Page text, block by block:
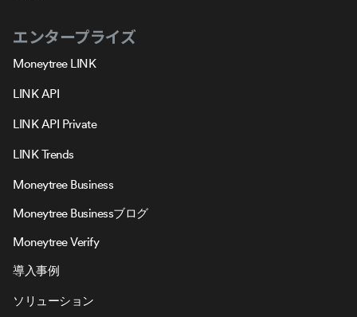
エンタープライズ
Moneytree LINK
LINK API
LINK API Private
LINK Trends
Moneytree Business
Moneytree Businessブログ
Moneytree Verify
導入事例
ソリューション